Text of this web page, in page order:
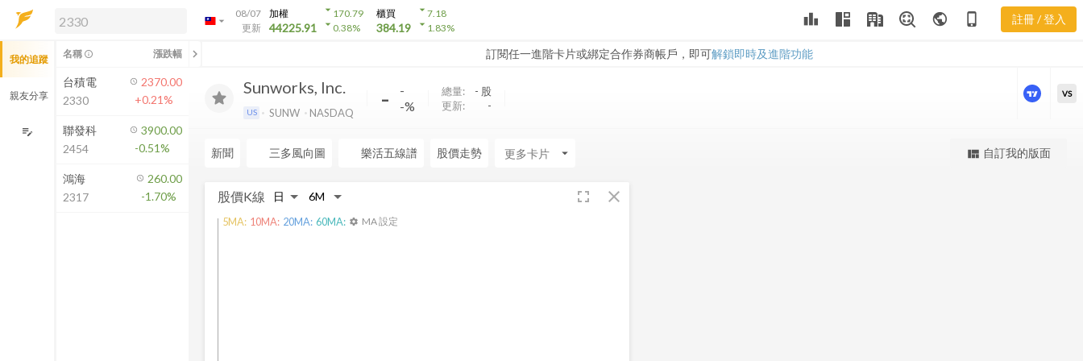
arrow_drop_down
08/07
更新
加權
44225.91
arrow_drop_down170.79
arrow_drop_down0.38%
櫃買
384.19
arrow_drop_down7.18
arrow_drop_down1.83% leaderboard public phone_iphone 註冊 / 登入
訂閱任一進階卡片或綁定合作券商帳戶，即可解鎖即時及進階功能
解鎖即時行情及進階功能
方案」，即可解鎖以下功能：
即時行情
即時市況與排行
成交金額熱力圖
前往方案訂閱
如何綁定合作券商
線
Sunworks, Inc.
US SUNW NASDAQ -
-
-%
總量: - 股
更新:
-
更強大的進階價量圖表
VS
新聞 三多風向圖 樂活五線譜 股價走勢 arrow_drop_down view_quilt 自訂我的版面
股價K線 fullscreen close
5MA: 10MA: 20MA: 60MA: settings MA 設定
我的追蹤
親友分享
edit_note
名稱 info_outline 漲跌幅 chevron_left
台積電
2330
2370.00
+0.21%
聯發科
2454
3900.00
-0.51%
鴻海
2317
260.00
-1.70%